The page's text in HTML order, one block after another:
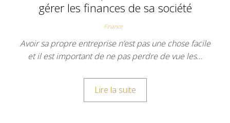
gérer les finances de sa société
Finance
Avoir sa propre entreprise n’est pas une chose facile
et il est important de ne pas perdre de vue les…
Lire la suite